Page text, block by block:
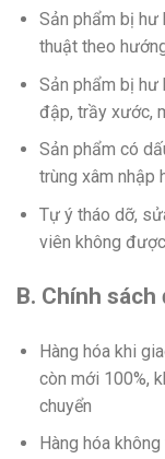
Sản phẩm bị hư
thuật theo
Sản phẩm bị hư
đập, trầy xước,
Sản phẩm có
trùng xâm nhập
Tự ý tháo dỡ,
viên không
B. Chính
Hàng hóa khi
còn mới 100%,
chuyển
Hàng hóa